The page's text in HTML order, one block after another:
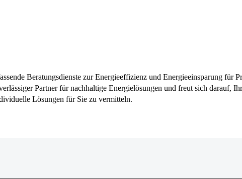
Beratungsdienste zur Energieeffizienz und Energieeinsparung für
Partner für nachhaltige Energielösungen und freut sich darauf,
Lösungen für Sie zu vermitteln.